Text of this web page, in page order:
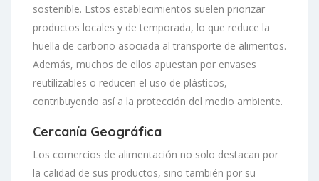
sostenible. Estos establecimientos suelen priorizar
productos locales y de temporada, lo que reduce la
huella de carbono asociada al transporte de alimentos.
Además, muchos de ellos apuestan por envases
reutilizables o reducen el uso de plásticos,
contribuyendo así a la protección del medio ambiente.
Cercanía Geográfica
Los comercios de alimentación no solo destacan por
la calidad de sus productos, sino también por su